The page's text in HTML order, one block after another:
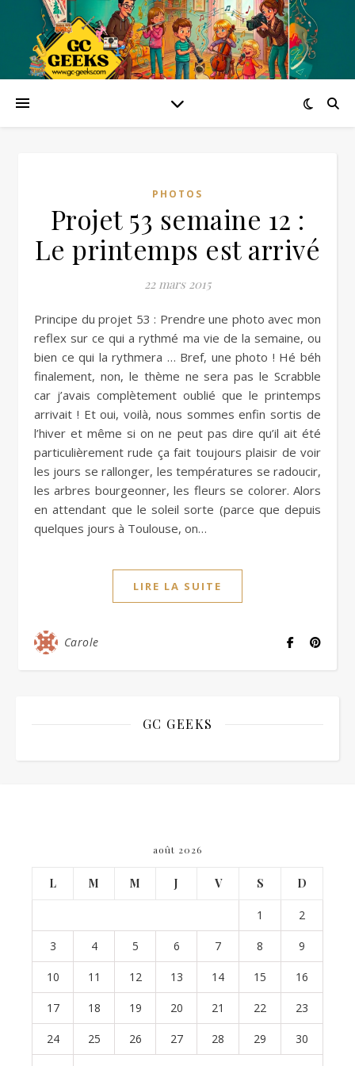
PHOTOS
Projet 53 semaine 12 :
Le printemps est arrivé
22 mars 2015
Principe du projet 53 : Prendre une photo avec mon
reflex sur ce qui a rythmé ma vie de la semaine, ou
bien ce qui la rythmera … Bref, une photo ! Hé béh
finalement, non, le thème ne sera pas le Scrabble
car j’avais complètement oublié que le printemps
arrivait ! Et oui, voilà, nous sommes enfin sortis de
l’hiver et même si on ne peut pas dire qu’il ait été
particulièrement rude ça fait toujours plaisir de voir
les jours se rallonger, les températures se radoucir,
les arbres bourgeonner, les fleurs se colorer. Alors
en attendant que le soleil sorte (parce que depuis
quelques jours à Toulouse, on…
LIRE LA SUITE
Carole
GC GEEKS
août 2026
L M M J V S D
1 2
3 4 5 6 7 8 9
10 11 12 13 14 15 16
17 18 19 20 21 22 23
24 25 26 27 28 29 30